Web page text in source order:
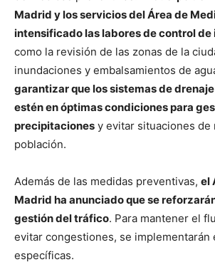
Madrid y los servicios del Área de
intensificado las labores de control de
como la revisión de las zonas de la
inundaciones y embalsamientos de
garantizar que los sistemas de
estén en óptimas condiciones para
precipitaciones y evitar situaciones de
población.
Además de las medidas preventivas, el
Madrid ha anunciado que se
gestión del tráfico. Para mantener el
evitar congestiones, se implementarán
específicas.